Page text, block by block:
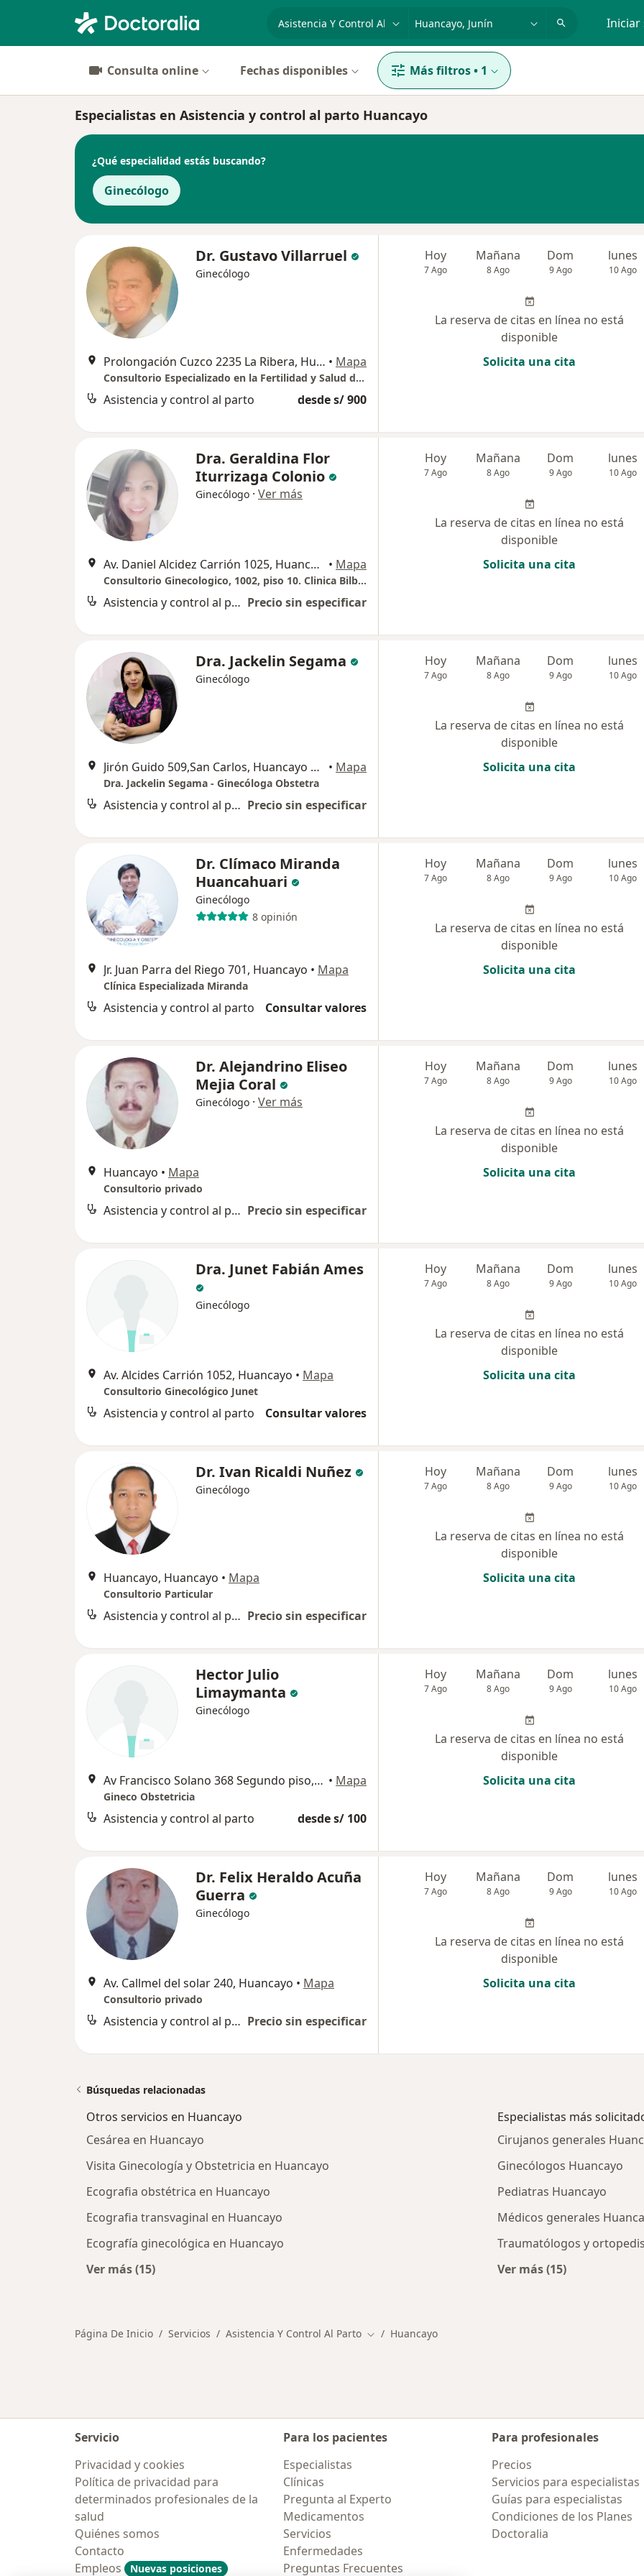
Iniciar
Consulta online Fechas disponibles Más filtros• 1
Especialistas en Asistencia y control al parto Huancayo
¿Qué especialidad estás buscando?
Ginecólogo
Dr. Gustavo Villarruel
Ginecólogo
Prolongación Cuzco 2235 La Ribera, Huancayo • Mapa
Consultorio Especializado en la Fertilidad y Salud de la Mujer
Asistencia y control al parto desde s/ 900
Hoy
7 Ago
Mañana
8 Ago
Dom
9 Ago
lunes
10 Ago
La reserva de citas en línea no está
disponible
Solicita una cita
Dra. Geraldina Flor
Iturrizaga Colonio
Ginecólogo · Ver más
Av. Daniel Alcidez Carrión 1025, Huancayo • Mapa
Consultorio Ginecologico, 1002, piso 10. Clinica Bilbao
Asistencia y control al parto Precio sin especificar
Hoy
7 Ago
Mañana
8 Ago
Dom
9 Ago
lunes
10 Ago
La reserva de citas en línea no está
disponible
Solicita una cita
Dra. Jackelin Segama
Ginecólogo
Jirón Guido 509,San Carlos, Huancayo 12001 (Cuarto Piso), Huancayo • Mapa
Dra. Jackelin Segama - Ginecóloga Obstetra
Asistencia y control al parto Precio sin especificar
Hoy
7 Ago
Mañana
8 Ago
Dom
9 Ago
lunes
10 Ago
La reserva de citas en línea no está
disponible
Solicita una cita
Dr. Clímaco Miranda
Huancahuari
Ginecólogo
8 opinión
Jr. Juan Parra del Riego 701, Huancayo • Mapa
Clínica Especializada Miranda
Asistencia y control al parto Consultar valores
Hoy
7 Ago
Mañana
8 Ago
Dom
9 Ago
lunes
10 Ago
La reserva de citas en línea no está
disponible
Solicita una cita
Dr. Alejandrino Eliseo
Mejia Coral
Ginecólogo · Ver más
Huancayo • Mapa
Consultorio privado
Asistencia y control al parto Precio sin especificar
Hoy
7 Ago
Mañana
8 Ago
Dom
9 Ago
lunes
10 Ago
La reserva de citas en línea no está
disponible
Solicita una cita
Dra. Junet Fabián Ames
Ginecólogo
Av. Alcides Carrión 1052, Huancayo • Mapa
Consultorio Ginecológico Junet
Asistencia y control al parto Consultar valores
Hoy
7 Ago
Mañana
8 Ago
Dom
9 Ago
lunes
10 Ago
La reserva de citas en línea no está
disponible
Solicita una cita
Dr. Ivan Ricaldi Nuñez
Ginecólogo
Huancayo, Huancayo • Mapa
Consultorio Particular
Asistencia y control al parto Precio sin especificar
Hoy
7 Ago
Mañana
8 Ago
Dom
9 Ago
lunes
10 Ago
La reserva de citas en línea no está
disponible
Solicita una cita
Hector Julio
Limaymanta
Ginecólogo
Av Francisco Solano 368 Segundo piso, Huancayo • Mapa
Gineco Obstetricia
Asistencia y control al parto desde s/ 100
Hoy
7 Ago
Mañana
8 Ago
Dom
9 Ago
lunes
10 Ago
La reserva de citas en línea no está
disponible
Solicita una cita
Dr. Felix Heraldo Acuña
Guerra
Ginecólogo
Av. Callmel del solar 240, Huancayo • Mapa
Consultorio privado
Asistencia y control al parto Precio sin especificar
Hoy
7 Ago
Mañana
8 Ago
Dom
9 Ago
lunes
10 Ago
La reserva de citas en línea no está
disponible
Solicita una cita
Búsquedas relacionadas
Otros servicios en Huancayo
Cesárea en Huancayo
Visita Ginecología y Obstetricia en Huancayo
Ecografia obstétrica en Huancayo
Ecografia transvaginal en Huancayo
Ecografía ginecológica en Huancayo
Ver más (15)
Especialistas más
Cirujanos generales
Ginecólogos Huancayo
Pediatras Huancayo
Médicos generales
Traumatólogos y
Ver más (15)
Página De Inicio Servicios Asistencia Y Control Al Parto Cambiar de ciudad
Huancayo
Servicio
Privacidad y cookies
Política de privacidad para
determinados profesionales de la
salud
Quiénes somos
Contacto
Empleos
Nuevas posiciones
Para los pacientes
Especialistas
Clínicas
Pregunta al Experto
Medicamentos
Servicios
Enfermedades
Preguntas Frecuentes
Para profesionales
Precios
Servicios para especialistas
Guías para especialistas
Condiciones de los Planes
Doctoralia